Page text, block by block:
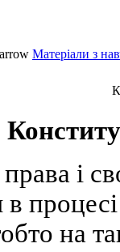
Матеріали з
і
на